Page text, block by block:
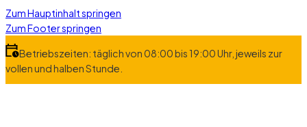
Zum Hauptinhalt springen
Zum Footer springen
Betriebszeiten: täglich von 08:00 bis 19:00 Uhr, jeweils zur
vollen und halben Stunde.